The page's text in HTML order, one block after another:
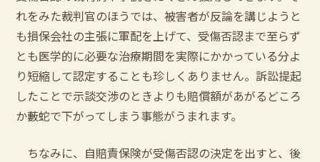
れをみた裁判官のほうでは、被害者が反論を講じようと
も損保会社の主張に軍配を上げて、受傷否認まで至らず
とも医学的に必要な治療期間を実際にかかっている分よ
り短縮して認定することも珍しくありません。訴訟提起
したことで示談交渉のときよりも賠償額があがるどころ
か藪蛇で下がってしまう事態がうまれます。
ちなみに、自賠責保険が受傷否認の決定を出すと、後